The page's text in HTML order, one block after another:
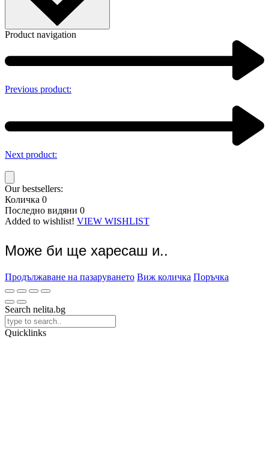
Product navigation
Previous product:
Next product:
Our bestsellers:
Количка 0
Последно видяни 0
Added to wishlist! VIEW WISHLIST
Може би ще харесаш и..
Продължаване на пазаруването Виж количка Поръчка
Search nelita.bg
Quicklinks